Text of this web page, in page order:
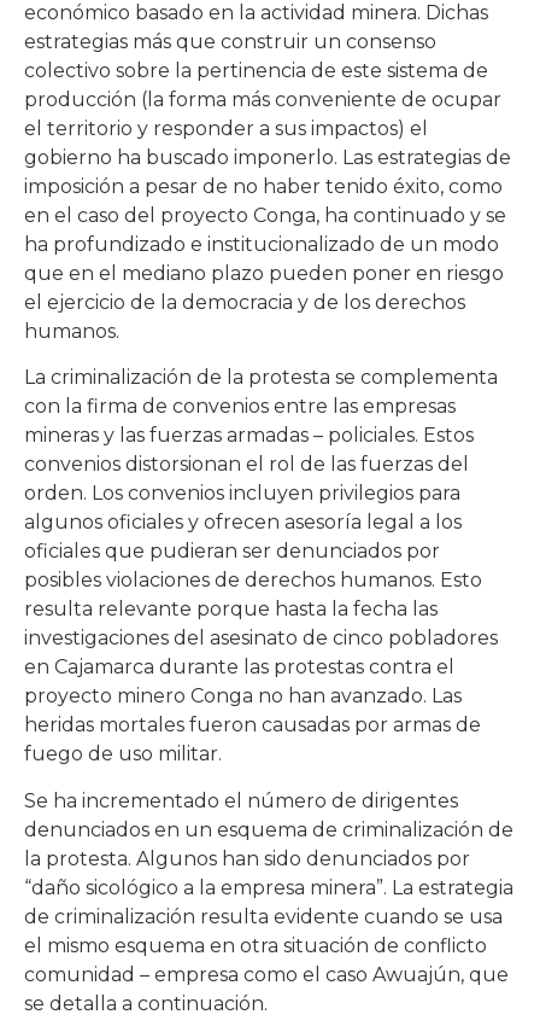
económico basado en la actividad minera. Dichas
estrategias más que construir un consenso
colectivo sobre la pertinencia de este sistema de
producción (la forma más conveniente de ocupar
el territorio y responder a sus impactos) el
gobierno ha buscado imponerlo. Las estrategias de
imposición a pesar de no haber tenido éxito, como
en el caso del proyecto Conga, ha continuado y se
ha profundizado e institucionalizado de un modo
que en el mediano plazo pueden poner en riesgo
el ejercicio de la democracia y de los derechos
humanos.
La criminalización de la protesta se complementa
con la firma de convenios entre las empresas
mineras y las fuerzas armadas – policiales. Estos
convenios distorsionan el rol de las fuerzas del
orden. Los convenios incluyen privilegios para
algunos oficiales y ofrecen asesoría legal a los
oficiales que pudieran ser denunciados por
posibles violaciones de derechos humanos. Esto
resulta relevante porque hasta la fecha las
investigaciones del asesinato de cinco pobladores
en Cajamarca durante las protestas contra el
proyecto minero Conga no han avanzado. Las
heridas mortales fueron causadas por armas de
fuego de uso militar.
Se ha incrementado el número de dirigentes
denunciados en un esquema de criminalización de
la protesta. Algunos han sido denunciados por
“daño sicológico a la empresa minera”. La estrategia
de criminalización resulta evidente cuando se usa
el mismo esquema en otra situación de conflicto
comunidad – empresa como el caso Awuajún, que
se detalla a continuación.